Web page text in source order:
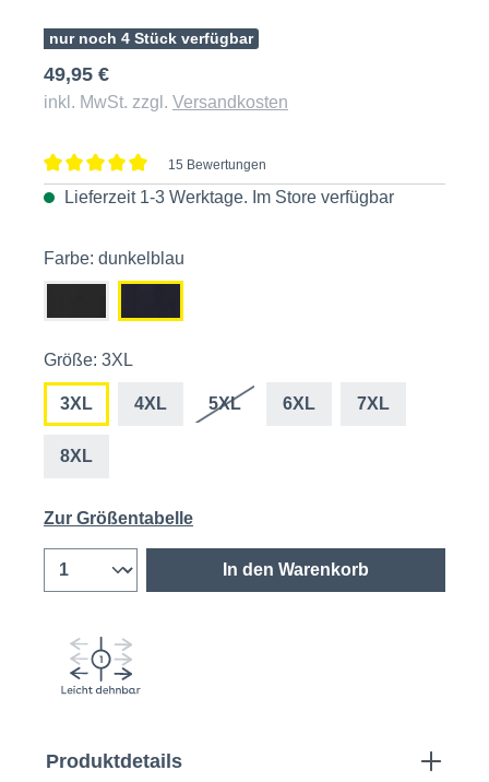
nur noch 4 Stück verfügbar
49,95 €
inkl. MwSt. zzgl. Versandkosten
Durchschnittliche Bewertung von 5 von 5 Sternen
15 Bewertungen
Lieferzeit 1-3 Werktage. Im Store verfügbar
Farbe: dunkelblau
Größe: 3XL
3XL 4XL 5XL 6XL 7XL
8XL
Zur Größentabelle
In den Warenkorb
Produktdetails